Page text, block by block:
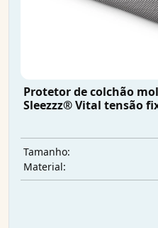
Protetor de colchão
Sleezzz® Vital tensão
Tamanho:
Material: